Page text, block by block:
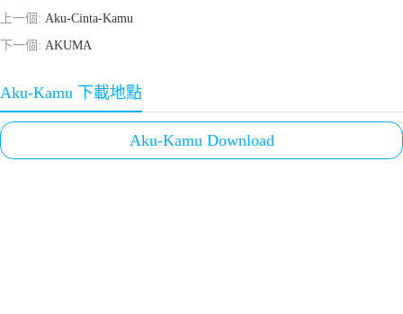
上一個: Aku-Cinta-Kamu
下一個: AKUMA
Aku-Kamu 下載地點
Aku-Kamu Download